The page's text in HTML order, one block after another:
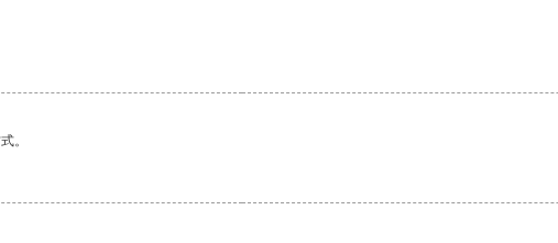
。